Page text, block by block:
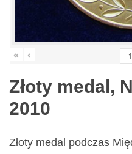
« ‹
Złoty medal,
2010
Złoty medal podczas